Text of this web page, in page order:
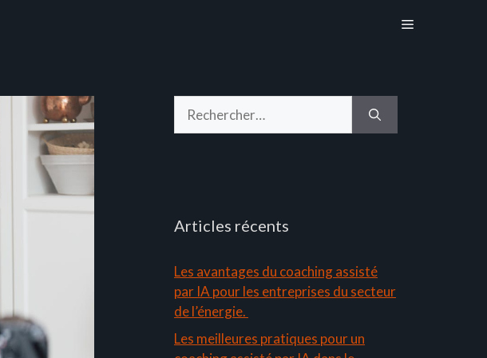
Menu
Articles récents
Les avantages du coaching assisté
par IA pour les entreprises du secteur
de l’énergie.
Les meilleures pratiques pour un